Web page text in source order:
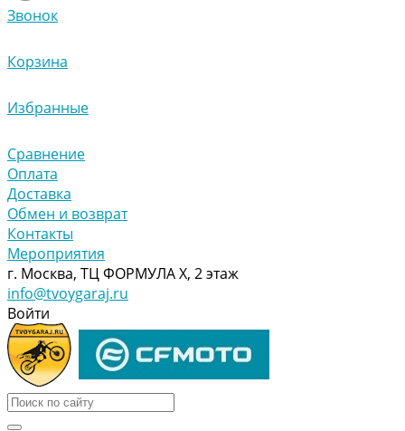
Звонок
Корзина
Избранные
Сравнение
Оплата
Доставка
Обмен и возврат
Контакты
Мероприятия
г. Москва, ТЦ ФОРМУЛА Х, 2 этаж
info@tvoygaraj.ru
Войти